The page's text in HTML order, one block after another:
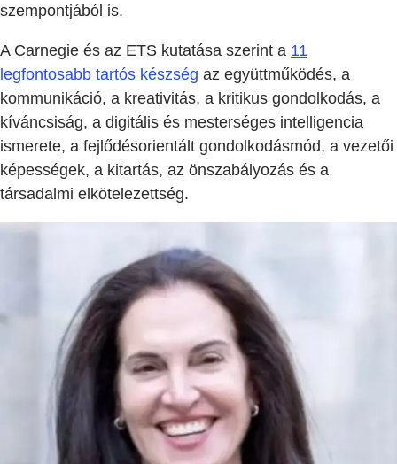
szempontjából is.
A Carnegie és az ETS kutatása szerint a 11
legfontosabb tartós készség az együttműködés, a
kommunikáció, a kreativitás, a kritikus gondolkodás, a
kíváncsiság, a digitális és mesterséges intelligencia
ismerete, a fejlődésorientált gondolkodásmód, a vezetői
képességek, a kitartás, az önszabályozás és a
társadalmi elkötelezettség.